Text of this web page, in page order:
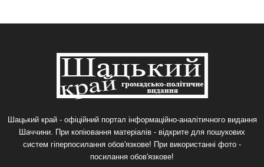
Шацький край - офіційний портал інформаційно-аналітичного видання
Шаччини. При копіювання матеріалів - відкрите для пошукових
систем гіперпосилання обов'язкове! При використанні фото -
посилання обов'язкове!